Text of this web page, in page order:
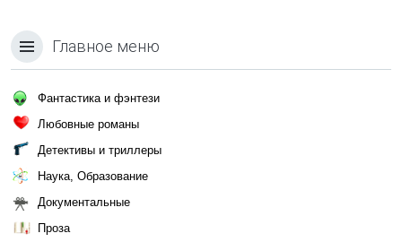
Главное меню
Фантастика и фэнтези
Любовные романы
Детективы и триллеры
Наука, Образование
Документальные
Проза